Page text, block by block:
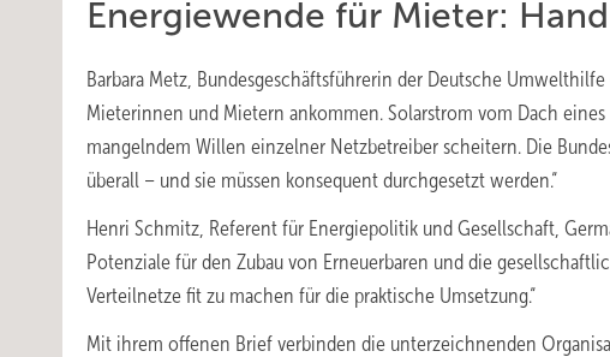
Energiewende für Mieter:
Barbara Metz, Bundesgeschäftsführerin der Deutsche
Mieterinnen und Mietern ankommen. Solarstrom vom Dach
mangelndem Willen einzelner Netzbetreiber scheitern. Die
überall – und sie müssen konsequent durchgesetzt werden.“
Henri Schmitz, Referent für Energiepolitik und Gesellschaft,
Potenziale für den Zubau von Erneuerbaren und die
Verteilnetze fit zu machen für die praktische Umsetzung.“
Mit ihrem offenen Brief verbinden die unterzeichnenden